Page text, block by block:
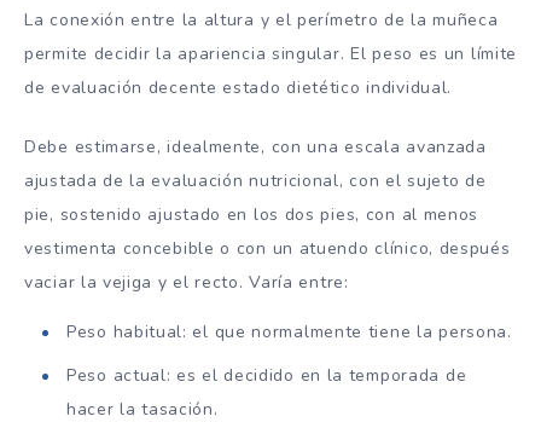
La conexión entre la altura y el perímetro de la muñeca
permite decidir la apariencia singular. El peso es un límite
de evaluación decente estado dietético individual.
Debe estimarse, idealmente, con una escala avanzada
ajustada de la evaluación nutricional, con el sujeto de
pie, sostenido ajustado en los dos pies, con al menos
vestimenta concebible o con un atuendo clínico, después
vaciar la vejiga y el recto. Varía entre:
Peso habitual: el que normalmente tiene la persona.
Peso actual: es el decidido en la temporada de
hacer la tasación.